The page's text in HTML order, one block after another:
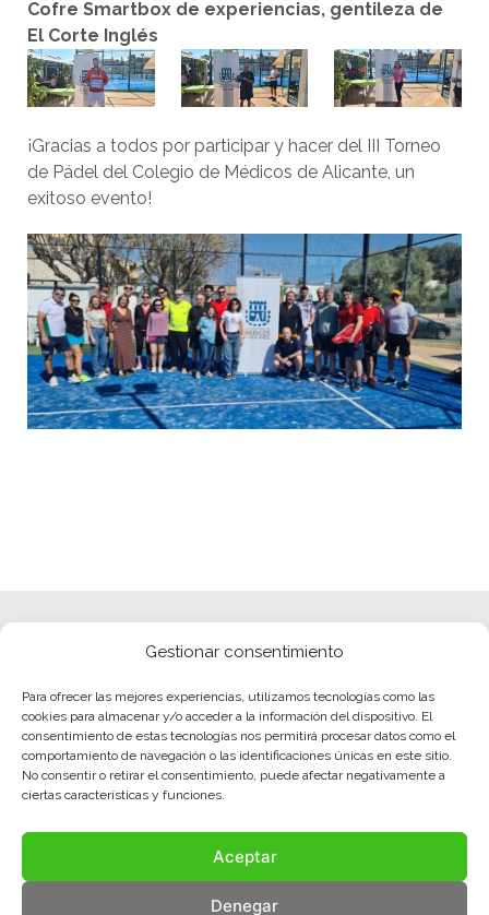
Gestionar consentimiento
Para ofrecer las mejores experiencias, utilizamos tecnologías como las
cookies para almacenar y/o acceder a la información del dispositivo. El
consentimiento de estas tecnologías nos permitirá procesar datos como el
comportamiento de navegación o las identificaciones únicas en este sitio.
No consentir o retirar el consentimiento, puede afectar negativamente a
ciertas características y funciones.
Aceptar
Denegar
Cofre Smartbox de experiencias, gentileza de
El Corte Inglés
¡Gracias a todos por participar y hacer del III Torneo
de Pádel del Colegio de Médicos de Alicante, un
exitoso evento!